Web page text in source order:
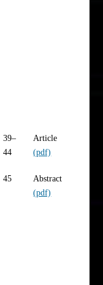
39–
44
45
Article
(pdf)
Abstract
(pdf)